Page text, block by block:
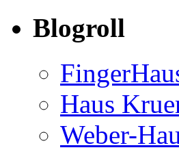
Blogroll
Haus
Weber-